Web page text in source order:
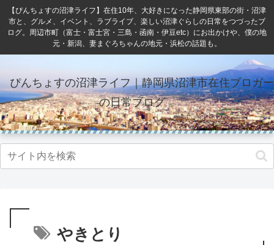
【ぴんちょすの沼津ライフ】在住10年、大好きになった静岡県東部の街・沼津
市と、グルメ、イベント、ラブライブ、楽しい沼津ぐらしの日常をつづったブ
ログ。周辺市町（富士・富士宮・三島・函南・伊豆etc）にお出かけや、僕の地
元・新潟、妻まぐろちゃんの地元・浜松の話題も。
ぴんちょすの沼津ライフ｜静岡県沼津市在住ブロガー
の日常ブログ
やきとり